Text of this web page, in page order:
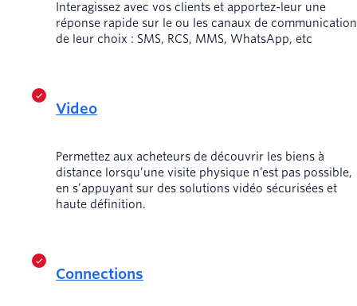
Interagissez avec vos clients et apportez-leur une
réponse rapide sur le ou les canaux de communication
de leur choix : SMS, RCS, MMS, WhatsApp, etc
Video
Permettez aux acheteurs de découvrir les biens à
distance lorsqu’une visite physique n’est pas possible,
en s’appuyant sur des solutions vidéo sécurisées et
haute définition.
Connections